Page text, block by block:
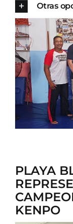
TURISMO
CONTACTO
Otras
PLAYA
KENPO